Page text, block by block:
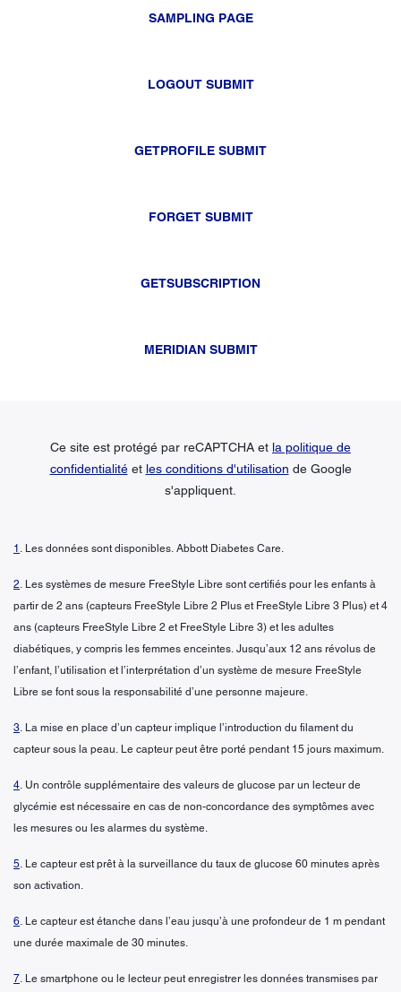
SAMPLING PAGE
LOGOUT SUBMIT
GETPROFILE SUBMIT
FORGET SUBMIT
GETSUBSCRIPTION
MERIDIAN SUBMIT
Ce site est protégé par reCAPTCHA et la politique de
confidentialitéet les conditions d'utilisation de Google
s'appliquent.
1 . Les données sont disponibles. Abbott Diabetes Care.
2. Les systèmes de mesure FreeStyle Libre sont certifiés pour les enfants à
partir de 2 ans (capteurs FreeStyle Libre 2 Plus et FreeStyle Libre 3 Plus) et 4
ans (capteurs FreeStyle Libre 2 et FreeStyle Libre 3) et les adultes
diabétiques, y compris les femmes enceintes. Jusqu’aux 12 ans révolus de
l’enfant, l’utilisation et l’interprétation d’un système de mesure FreeStyle
Libre se font sous la responsabilité d’une personne majeure.
3. La mise en place d’un capteur implique l’introduction du filament du
capteur sous la peau. Le capteur peut être porté pendant 15 jours maximum.
4. Un contrôle supplémentaire des valeurs de glucose par un lecteur de
glycémie est nécessaire en cas de non-concordance des symptômes avec
les mesures ou les alarmes du système.
5. Le capteur est prêt à la surveillance du taux de glucose 60 minutes après
son activation.
6. Le capteur est étanche dans l’eau jusqu’à une profondeur de 1 m pendant
une durée maximale de 30 minutes.
7. Le smartphone ou le lecteur peut enregistrer les données transmises par